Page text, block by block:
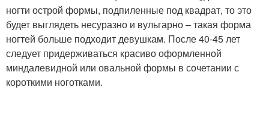
ногти острой формы, подпиленные под квадрат, то это
будет выглядеть несуразно и вульгарно – такая форма
ногтей больше подходит девушкам. После 40-45 лет
следует придерживаться красиво оформленной
миндалевидной или овальной формы в сочетании с
короткими ноготками.